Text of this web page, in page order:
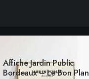
Affiche Jardin Public
Bordeaux – Le Bon Plan